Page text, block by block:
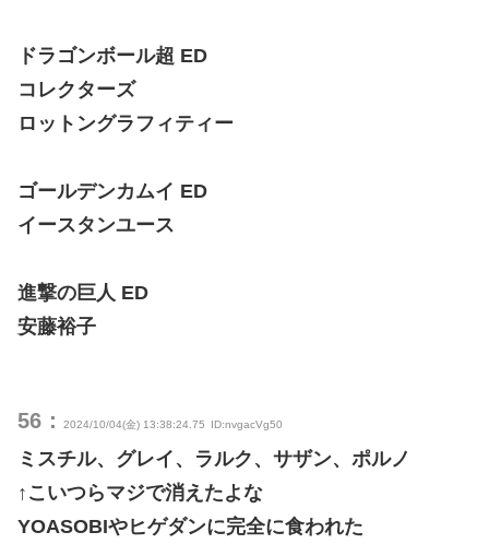
ドラゴンボール超 ED
コレクターズ
ロットングラフィティー
ゴールデンカムイ ED
イースタンユース
進撃の巨人 ED
安藤裕子
56： 2024/10/04(金) 13:38:24.75 ID:nvgacVg50
ミスチル、グレイ、ラルク、サザン、ポルノ
↑こいつらマジで消えたよな
YOASOBIやヒゲダンに完全に食われた